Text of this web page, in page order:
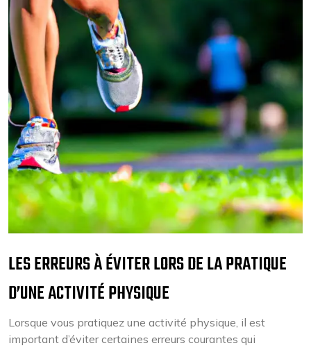
LES ERREURS À ÉVITER LORS DE LA PRATIQUE
D’UNE ACTIVITÉ PHYSIQUE
Lorsque vous pratiquez une activité physique, il est
important d’éviter certaines erreurs courantes qui